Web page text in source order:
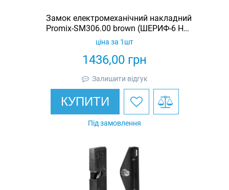
Замок електромеханічний накладний
Promix-SM306.00 brown (ШЕРИФ-6 НО-
К)
1436,00 грн
ціна за 1шт
Залишити відгук
КУПИТИ
Під замовлення